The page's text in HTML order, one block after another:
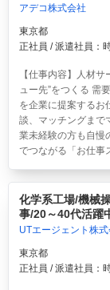
アデコ株式会社
東京都
正社員 / 派遣社員：
【仕事内容】人材
ュー先”をつくる 需
を企業に提案するお
談、マッチングまで
業未経験の方も自慢
でつながる「お仕事
化学系工場/機械
事/20～40代活躍
UTエージェント株式
東京都
正社員 / 派遣社員：